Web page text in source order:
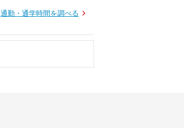
通勤・通学時間を調べる